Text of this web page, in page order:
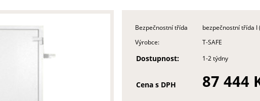
Bezpečnostní třída
bezpečnostní třída I
Výrobce:
T-SAFE
Dostupnost: 1-2 týdny
Cena s DPH 87 444